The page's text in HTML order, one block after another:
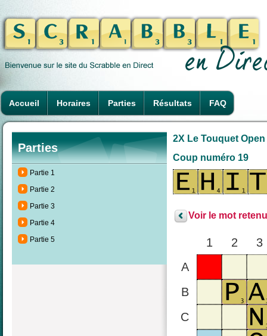
Accueil Horaires Parties Résultats FAQ
Parties
Partie 1
Partie 2
Partie 3
Partie 4
Partie 5
2X Le Touquet
Coup numéro 19
Voir le mot
1 2
3
A
B
C